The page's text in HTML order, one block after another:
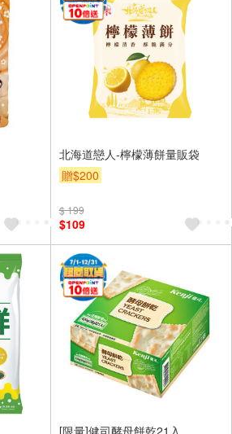
北海道戀人-檸檬薄餅量販袋
贈$200
$ 199
$109